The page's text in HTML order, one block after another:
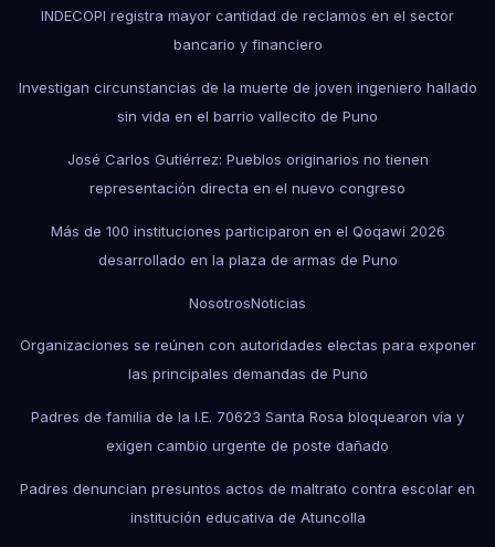
INDECOPI registra mayor cantidad de reclamos en el sector
bancario y financiero
Investigan circunstancias de la muerte de joven ingeniero hallado
sin vida en el barrio vallecito de Puno
José Carlos Gutiérrez: Pueblos originarios no tienen
representación directa en el nuevo congreso
Más de 100 instituciones participaron en el Qoqawi 2026
desarrollado en la plaza de armas de Puno
NosotrosNoticias
Organizaciones se reúnen con autoridades electas para exponer
las principales demandas de Puno
Padres de familia de la I.E. 70623 Santa Rosa bloquearon vía y
exigen cambio urgente de poste dañado
Padres denuncian presuntos actos de maltrato contra escolar en
institución educativa de Atuncolla